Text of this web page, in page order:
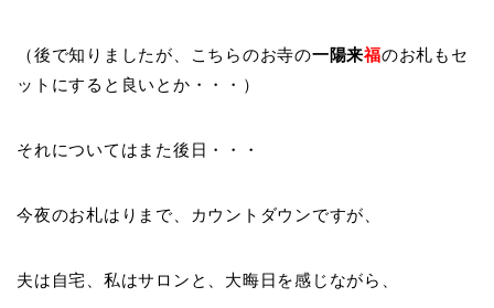
（後で知りましたが、こちらのお寺の一陽来福のお札もセ
ットにすると良いとか・・・）
それについてはまた後日・・・
今夜のお札はりまで、カウントダウンですが、
夫は自宅、私はサロンと、大晦日を感じながら、